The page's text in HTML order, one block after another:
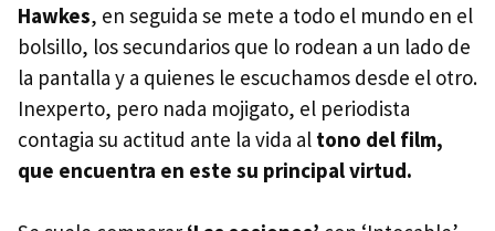
Hawkes, en seguida se mete a todo el mundo en el
bolsillo, los secundarios que lo rodean a un lado de
la pantalla y a quienes le escuchamos desde el otro.
Inexperto, pero nada mojigato, el periodista
contagia su actitud ante la vida al tono del film,
que encuentra en este su principal virtud.